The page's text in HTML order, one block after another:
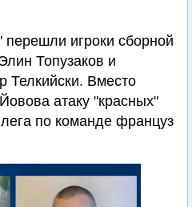
игроки сборной
Топузаков и
Телкийски. Вместо
атаку "красных"
по команде француз